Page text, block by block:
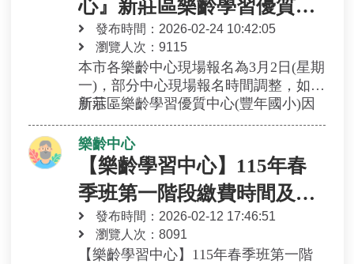
名選項)。
115年8月7日(星期五)下午2點整：新北
市數位樂學網公告線上報名錄取名單(請
民眾自行上網查詢，本府不另外通知)
115年8月10日(星期一)至8月13日(星期
四)：正取生繳費(詳細繳費時間請見新
承辦單位)。
115年8月14日(星期五)中午12時：新北
市數位樂學網正取生報到人數公告
115年8月17日(星期一)：第二階段現場
報名(剩餘名額由備取名額優先遞補，尚
有餘額始開放現場報名名額遞補)
115年8月底：各班級陸續開課
心』新莊區樂齡學習優質中
心調整現場報名時間公告
發布時間：2026-02-24 10:42:05
瀏覽人次：9115
本市各樂齡中心現場報名為3月2日(星期
一)，部分中心現場報名時間調整，如下
所示：
新莊區樂齡學習優質中心(豐年國小)因
故調整第二階段現場報名時間為3月3日
（星期二）上午9時至12時於豐年國小
樂齡草堂。
樂齡中心
【樂齡學習中心】115年春
季班第一階段繳費時間及地
點發布時間：2026-02-12 17:46:51
瀏覽人次：8091
【樂齡學習中心】115年春季班第一階